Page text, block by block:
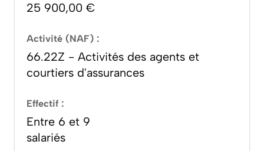
25 900,00 €
Activité (NAF) :
66.22Z - Activités des agents et
courtiers d'assurances
Effectif :
Entre 6 et 9
salariés